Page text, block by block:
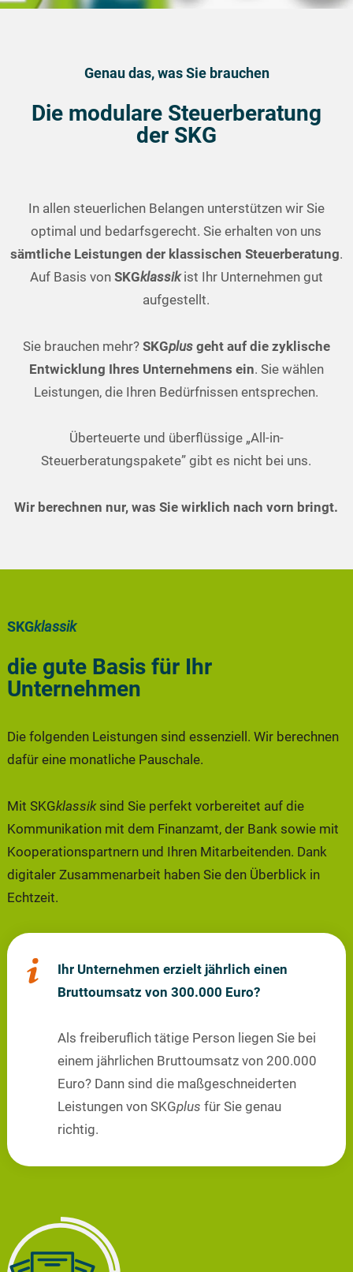
Genau das, was Sie brauchen
Die modulare Steuerberatung
der SKG
In allen steuerlichen Belangen unterstützen wir Sie
optimal und bedarfsgerecht. Sie erhalten von uns
sämtliche Leistungen der klassischen Steuerberatung.
Auf Basis von SKGklassikist Ihr Unternehmen gut
aufgestellt.
Sie brauchen mehr? SKGplusgeht auf die zyklische
Entwicklung Ihres Unternehmens ein. Sie wählen
Leistungen, die Ihren Bedürfnissen entsprechen.
Überteuerte und überflüssige „All-in-
Steuerberatungspakete” gibt es nicht bei uns.
Wir berechnen nur, was Sie wirklich nach vorn bringt.
SKGklassik
die gute Basis für Ihr
Unternehmen
Die folgenden Leistungen sind essenziell. Wir berechnen
dafür eine monatliche Pauschale.
Mit SKGklassiksind Sie perfekt vorbereitet auf die
Kommunikation mit dem Finanzamt, der Bank sowie mit
Kooperationspartnern und Ihren Mitarbeitenden. Dank
digitaler Zusammenarbeit haben Sie den Überblick in
Echtzeit.
Ihr Unternehmen erzielt jährlich einen
Bruttoumsatz von 300.000 Euro?
Als freiberuflich tätige Person liegen Sie bei
einem jährlichen Bruttoumsatz von 200.000
Euro? Dann sind die maßgeschneiderten
Leistungen von SKGplus für Sie genau
richtig.